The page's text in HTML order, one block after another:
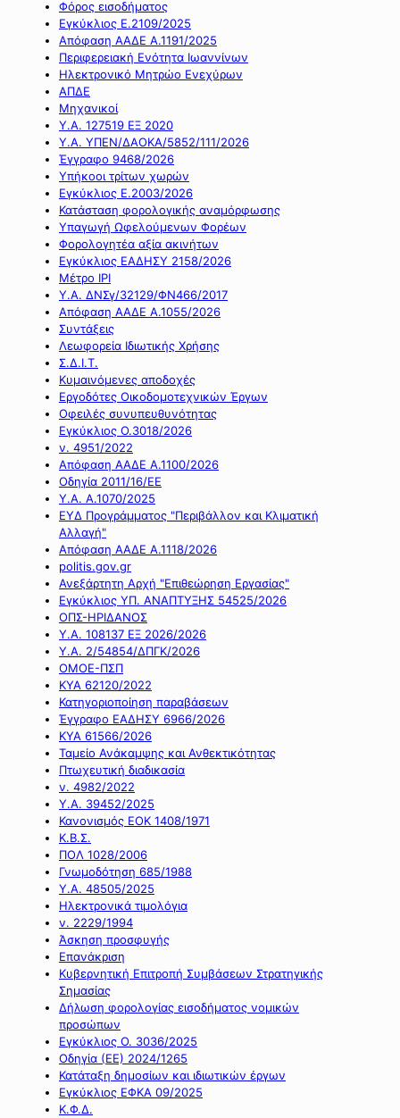
Φόρος εισοδήματος
Εγκύκλιος Ε.2109/2025
Απόφαση ΑΑΔΕ Α.1191/2025
Περιφερειακή Ενότητα Ιωαννίνων
Ηλεκτρονικό Μητρώο Ενεχύρων
ΑΠΔΕ
Μηχανικοί
Υ.Α. 127519 ΕΞ 2020
Υ.Α. ΥΠΕΝ/ΔΑΟΚΑ/5852/111/2026
Έγγραφο 9468/2026
Υπήκοοι τρίτων χωρών
Εγκύκλιος Ε.2003/2026
Κατάσταση φορολογικής αναμόρφωσης
Υπαγωγή Ωφελούμενων Φορέων
Φορολογητέα αξία ακινήτων
Εγκύκλιος ΕΑΔΗΣΥ 2158/2026
Μέτρο IPI
Υ.Α. ΔΝΣγ/32129/ΦΝ466/2017
Απόφαση ΑΑΔΕ Α.1055/2026
Συντάξεις
Λεωφορεία Ιδιωτικής Χρήσης
Σ.Δ.Ι.Τ.
Κυμαινόμενες αποδοχές
Εργοδότες Οικοδομοτεχνικών Έργων
Οφειλές συνυπευθυνότητας
Εγκύκλιος Ο.3018/2026
ν. 4951/2022
Απόφαση ΑΑΔΕ Α.1100/2026
Οδηγία 2011/16/ΕΕ
Υ.Α. Α.1070/2025
ΕΥΔ Προγράμματος "Περιβάλλον και Κλιματική
Αλλαγή"
Απόφαση ΑΑΔΕ Α.1118/2026
politis.gov.gr
Ανεξάρτητη Αρχή "Επιθεώρηση Εργασίας"
Εγκύκλιος ΥΠ. ΑΝΑΠΤΥΞΗΣ 54525/2026
ΟΠΣ-ΗΡΙΔΑΝΟΣ
Υ.Α. 108137 ΕΞ 2026/2026
Υ.Α. 2/54854/ΔΠΓΚ/2026
ΟΜΟΕ-ΠΣΠ
ΚΥΑ 62120/2022
Κατηγοριοποίηση παραβάσεων
Έγγραφο ΕΑΔΗΣΥ 6966/2026
ΚΥΑ 61566/2026
Ταμείο Ανάκαμψης και Ανθεκτικότητας
Πτωχευτική διαδικασία
ν. 4982/2022
Υ.Α. 39452/2025
Κανονισμός ΕΟΚ 1408/1971
Κ.Β.Σ.
ΠΟΛ 1028/2006
Γνωμοδότηση 685/1988
Υ.Α. 48505/2025
Ηλεκτρονικά τιμολόγια
ν. 2229/1994
Άσκηση προσφυγής
Επανάκριση
Κυβερνητική Επιτροπή Συμβάσεων Στρατηγικής
Σημασίας
Δήλωση φορολογίας εισοδήματος νομικών
προσώπων
Εγκύκλιος Ο. 3036/2025
Οδηγία (ΕΕ) 2024/1265
Κατάταξη δημοσίων και ιδιωτικών έργων
Εγκύκλιος ΕΦΚΑ 09/2025
Κ.Φ.Δ.